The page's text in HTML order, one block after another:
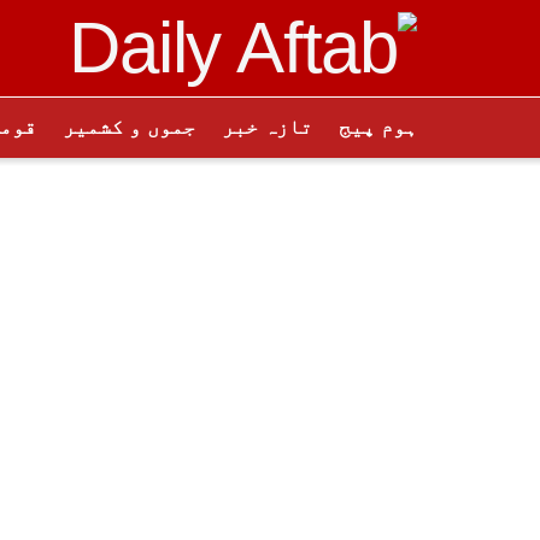
ہوم پیج تازہ خبر جموں و کشمیر